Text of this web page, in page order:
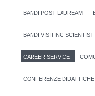
BANDI POST LAUREAM
BANDI VISITING SCIENTIST
CAREER SERVICE
CONFERENZE DIDATTICHE